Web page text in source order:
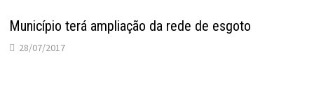
Município terá ampliação da rede de esgoto
28/07/2017